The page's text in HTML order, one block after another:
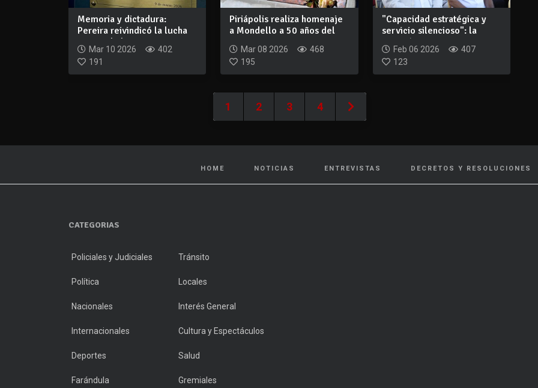
Memoria y dictadura:
Pereira reivindicó la lucha
por verdad...
Mar 10 2026
402
191
Piriápolis realiza homenaje
a Mondello a 50 años del
Mar 08 2026
468
195
"Capacidad estratégica y
servicio silencioso": la
Aviación N...
Feb 06 2026
407
123
1 2 3 4
HOME NOTICIAS ENTREVISTAS DECRETOS Y RESOLUCIONES
CATEGORIAS
Policiales y Judiciales Tránsito
Política Locales
Nacionales Interés General
Internacionales Cultura y Espectáculos
Deportes Salud
Farándula Gremiales